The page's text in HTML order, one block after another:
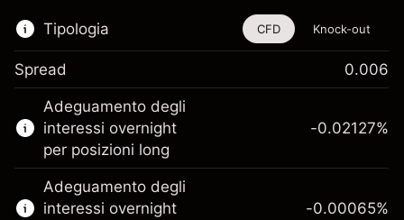
Tipologia
Questo strumento finanziario è disponibile
per il trading di CFD e knock-out.
Scopri di più su:
CFD
Knock-out
CFD Knock-out
Spread 0.006
Adeguamento degli
interessi overnight
per posizioni long
-0.02127%
Adeguamento degli
interessi overnight
-0.00065%